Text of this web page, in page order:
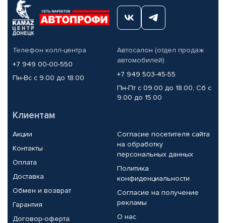
Телефон колл-центра
+7 949 00-00-550
Пн-Вс с 9.00 до 18.00
Автосалон (отдел продаж
автомобилей)
+7 949 503-45-55
Пн-Пт с 09.00 до 18.00, Сб с
9.00 до 15.00
Клиентам
Акции
Контакты
Оплата
Доставка
Обмен и возврат
Гарантия
Договор-оферта
Согласие посетителя сайта
на обработку
персональных данных
Политика
конфиденциальности
Согласие на получение
рекламы
О нас